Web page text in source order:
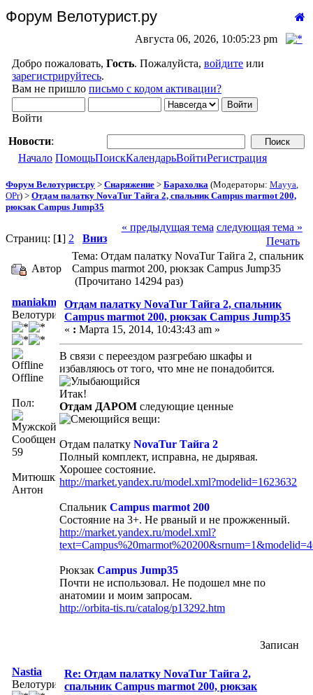
Форум Велотурист.ру
Августа 06, 2026, 10:05:23 pm
Добро пожаловать, Гость. Пожалуйста, войдите или
зарегистрируйтесь.
Вам не пришло письмо с кодом активации?
Войти
Новости:
Начало ПомощьПоискКалендарьВойтиРегистрация
Форум Велотурист.ру > Снаряжение > Барахолка (Модераторы: Mayya
OPr) > Отдам палатку NovaTur Тайга 2, спальник Campus marmot 200,
рюкзак Campus Jump35
Страниц: [1] 2 Вниз
« предыдущая тема следующая тема »
Печать
Автор
Тема: Отдам палатку NovaTur Тайга 2, спальник
Campus marmot 200, рюкзак Campus Jump35
(Прочитано 14294 раз)
maniakmtb
Велотурист
Offline
Пол:
Сообщений:
59
Митюшкин
Антон
Отдам палатку NovaTur Тайга 2, спальник
Campus marmot 200, рюкзак Campus Jump35
« : Марта 15, 2014, 10:43:43 am »
В связи с переездом разгребаю шкафы и
избавляюсь от того, что мне не понадобится.
Итак!
Отдам ДАРОМ следующие ценные
вещи:
Отдам палатку NovaTur Тайга 2
Полный комплект, исправна, не дырявая.
Хорошее состояние.
http://market.yandex.ru/model.xml?modelid=1623632
Спальник Campus marmot 200
Состояние на 3+. Не рваный и не прожженный.
http://market.yandex.ru/model.xml?
Рюкзак Campus Jump35
Почти не использовал. Не подошел мне по
анатомии и моим запросам.
http://orbita-tis.ru/catalog/p13292.htm
Записан
Nastia
Велотурист
Re: Отдам палатку NovaTur Тайга 2,
спальник Campus marmot 200, рюкзак